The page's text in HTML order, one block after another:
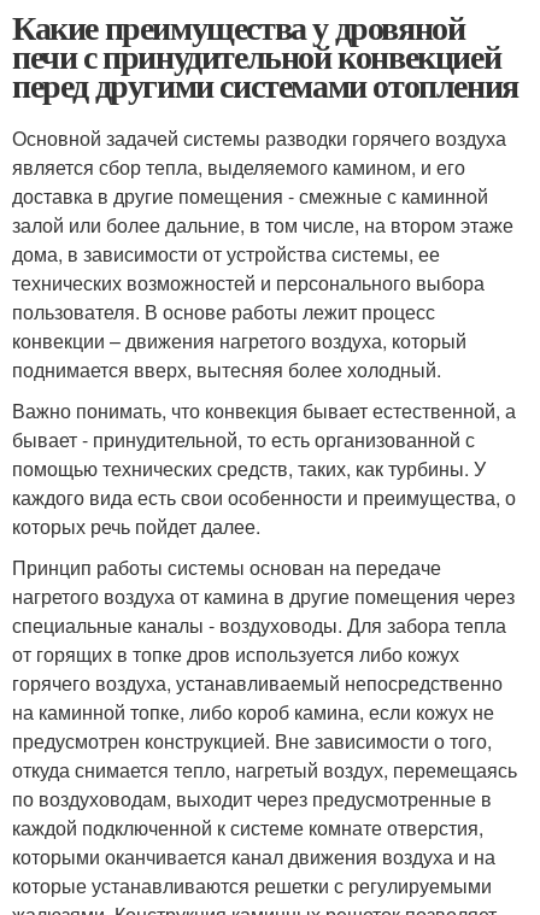
Какие преимущества у дровяной
печи с принудительной конвекцией
перед другими системами отопления
Основной задачей системы разводки горячего воздуха
является сбор тепла, выделяемого камином, и его
доставка в другие помещения - смежные с каминной
залой или более дальние, в том числе, на втором этаже
дома, в зависимости от устройства системы, ее
технических возможностей и персонального выбора
пользователя. В основе работы лежит процесс
конвекции – движения нагретого воздуха, который
поднимается вверх, вытесняя более холодный.
Важно понимать, что конвекция бывает естественной, а
бывает - принудительной, то есть организованной с
помощью технических средств, таких, как турбины. У
каждого вида есть свои особенности и преимущества, о
которых речь пойдет далее.
Принцип работы системы основан на передаче
нагретого воздуха от камина в другие помещения через
специальные каналы - воздуховоды. Для забора тепла
от горящих в топке дров используется либо кожух
горячего воздуха, устанавливаемый непосредственно
на каминной топке, либо короб камина, если кожух не
предусмотрен конструкцией. Вне зависимости о того,
откуда снимается тепло, нагретый воздух, перемещаясь
по воздуховодам, выходит через предусмотренные в
каждой подключенной к системе комнате отверстия,
которыми оканчивается канал движения воздуха и на
которые устанавливаются решетки с регулируемыми